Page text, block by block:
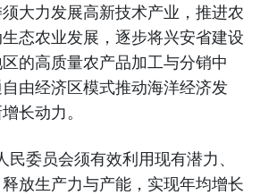
大力发展高新技术产业，推进农
态农业发展，逐步将兴安省建设
的高质量农产品加工与分销中
由经济区模式推动海洋经济发
长动力。
民委员会须有效利用现有潜力、
放生产力与产能，实现年均增长